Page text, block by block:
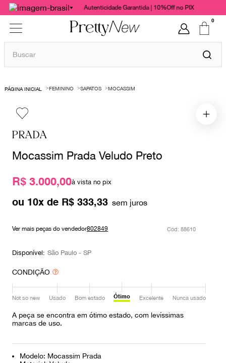
Autenticidade Garantida | 10%Off no PIX
0
Buscar
FEMININO SAPATOS MOCASSIM
PRADA
Mocassim Prada Veludo Preto
R$ 3.000,00à vista no pix
ou 10x de R$ 333,33
Ver mais peças do vendedor802849 : 88610
Disponível: São Paulo - SP
CONDIÇÃO
Not so new Usado Bom estado Ótimo Excelente Nunca usado
A peça se encontra em ótimo estado, com levíssimas
marcas de uso.
Modelo: Mocassim Prada
1º
bolsas
cris barros
paula raia
valentino
prada
10º louis vuitton